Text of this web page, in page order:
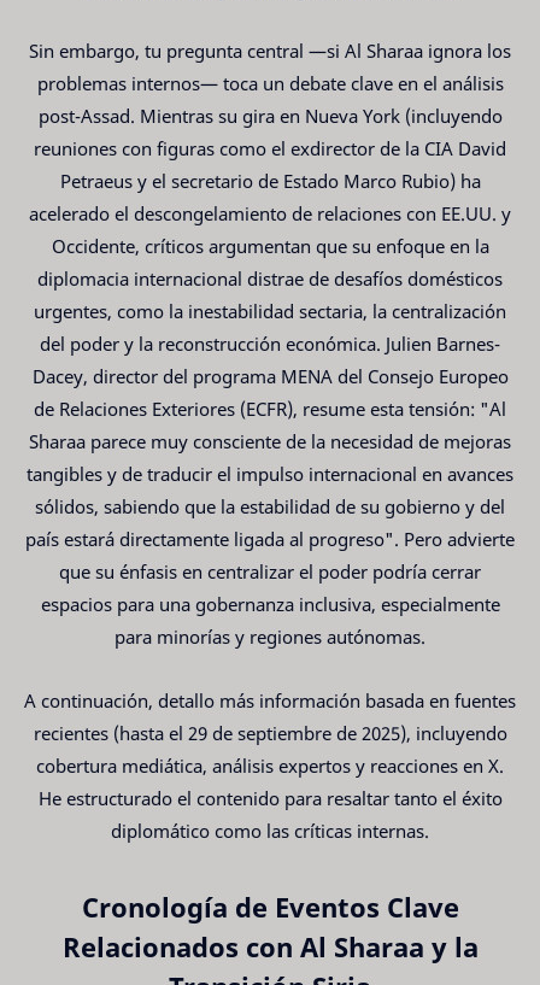
Sin embargo, tu pregunta central —si Al Sharaa ignora los
problemas internos— toca un debate clave en el análisis
post-Assad. Mientras su gira en Nueva York (incluyendo
reuniones con figuras como el exdirector de la CIA David
Petraeus y el secretario de Estado Marco Rubio) ha
acelerado el descongelamiento de relaciones con EE.UU. y
Occidente, críticos argumentan que su enfoque en la
diplomacia internacional distrae de desafíos domésticos
urgentes, como la inestabilidad sectaria, la centralización
del poder y la reconstrucción económica. Julien Barnes-
Dacey, director del programa MENA del Consejo Europeo
de Relaciones Exteriores (ECFR), resume esta tensión: "Al
Sharaa parece muy consciente de la necesidad de mejoras
tangibles y de traducir el impulso internacional en avances
sólidos, sabiendo que la estabilidad de su gobierno y del
país estará directamente ligada al progreso". Pero advierte
que su énfasis en centralizar el poder podría cerrar
espacios para una gobernanza inclusiva, especialmente
para minorías y regiones autónomas.
A continuación, detallo más información basada en fuentes
recientes (hasta el 29 de septiembre de 2025), incluyendo
cobertura mediática, análisis expertos y reacciones en X.
He estructurado el contenido para resaltar tanto el éxito
diplomático como las críticas internas.
Cronología de Eventos Clave
Relacionados con Al Sharaa y la